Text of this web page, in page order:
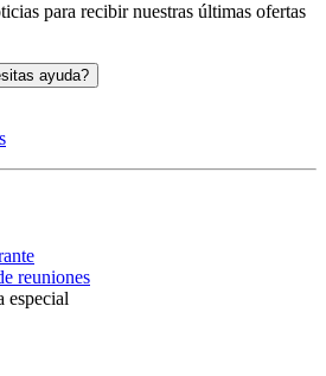
para recibir nuestras últimas ofertas
ayuda?
reuniones
especial